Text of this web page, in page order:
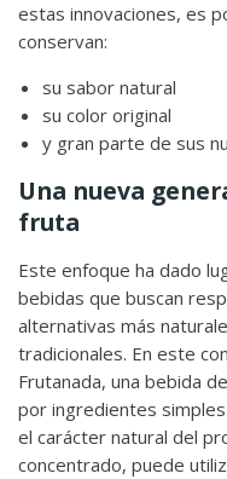
estas innovaciones, es
conservan:
su sabor natural
su color original
y gran parte de sus
Una nueva
fruta
Este enfoque ha dado
bebidas que buscan
alternativas más
tradicionales. En este
Frutanada, una bebida
por ingredientes
el carácter natural del
concentrado, puede